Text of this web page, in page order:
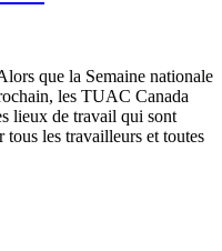
que la Semaine nationale
les TUAC Canada
lieux de travail qui sont
tous les travailleurs et toutes